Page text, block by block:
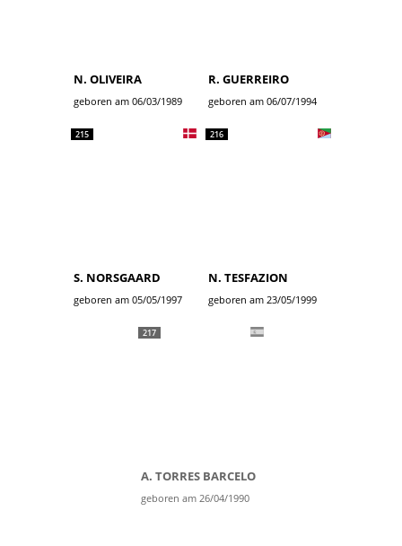
N. OLIVEIRA
geboren am 06/03/1989
R. GUERREIRO
geboren am 06/07/1994
215
S. NORSGAARD
geboren am 05/05/1997
216
N. TESFAZION
geboren am 23/05/1999
217
A. TORRES BARCELO
geboren am 26/04/1990